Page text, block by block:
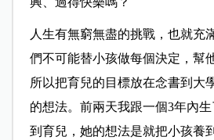
人生有無窮無盡的挑戰，也就充
們不可能替小孩做每個決定，幫
所以把育兒的目標放在念書到大
的想法。前兩天我跟一個3年內
到育兒，她的想法是就把小孩養